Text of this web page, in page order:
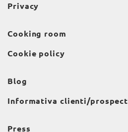
Privacy
Cooking room
Cookie policy
Blog
Informativa clienti/prospect
Press